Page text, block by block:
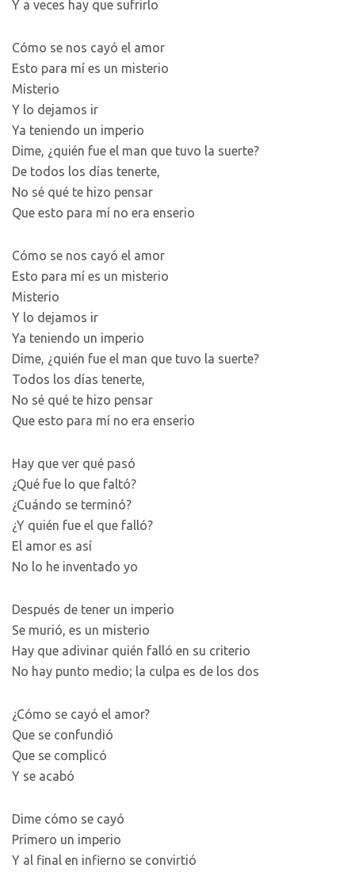
Y a veces hay que sufrirlo
Cómo se nos cayó el amor
Esto para mí es un misterio
Misterio
Y lo dejamos ir
Ya teniendo un imperio
Dime, ¿quién fue el man que tuvo la suerte?
De todos los días tenerte,
No sé qué te hizo pensar
Que esto para mí no era enserio
Cómo se nos cayó el amor
Esto para mí es un misterio
Misterio
Y lo dejamos ir
Ya teniendo un imperio
Dime, ¿quién fue el man que tuvo la suerte?
Todos los días tenerte,
No sé qué te hizo pensar
Que esto para mí no era enserio
Hay que ver qué pasó
¿Qué fue lo que faltó?
¿Cuándo se terminó?
¿Y quién fue el que falló?
El amor es así
No lo he inventado yo
Después de tener un imperio
Se murió, es un misterio
Hay que adivinar quién falló en su criterio
No hay punto medio; la culpa es de los dos
¿Cómo se cayó el amor?
Que se confundió
Que se complicó
Y se acabó
Dime cómo se cayó
Primero un imperio
Y al final en infierno se convirtió